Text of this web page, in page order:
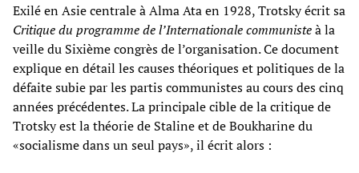
Exilé en Asie centrale à Alma Ata en 1928, Trotsky écrit sa
Critique du programme de l’Internationale communisteà la
veille du Sixième congrès de l’organisation. Ce document
explique en détail les causes théoriques et politiques de la
défaite subie par les partis communistes au cours des cinq
années précédentes. La principale cible de la critique de
Trotsky est la théorie de Staline et de Boukharine du
«socialisme dans un seul pays», il écrit alors :